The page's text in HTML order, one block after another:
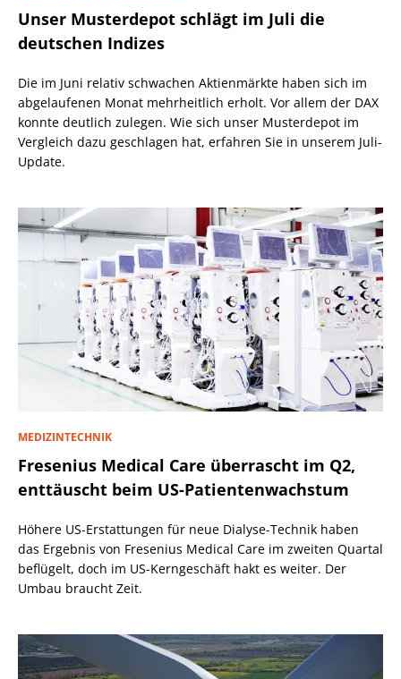
Unser Musterdepot schlägt im Juli die
deutschen Indizes
Die im Juni relativ schwachen Aktienmärkte haben sich im
abgelaufenen Monat mehrheitlich erholt. Vor allem der DAX
konnte deutlich zulegen. Wie sich unser Musterdepot im
Vergleich dazu geschlagen hat, erfahren Sie in unserem Juli-
Update.
MEDIZINTECHNIK
Fresenius Medical Care überrascht im Q2,
enttäuscht beim US-Patientenwachstum
Höhere US-Erstattungen für neue Dialyse-Technik haben
das Ergebnis von Fresenius Medical Care im zweiten Quartal
beflügelt, doch im US-Kerngeschäft hakt es weiter. Der
Umbau braucht Zeit.